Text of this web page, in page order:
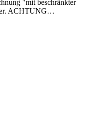
"mit beschränkter
ACHTUNG…